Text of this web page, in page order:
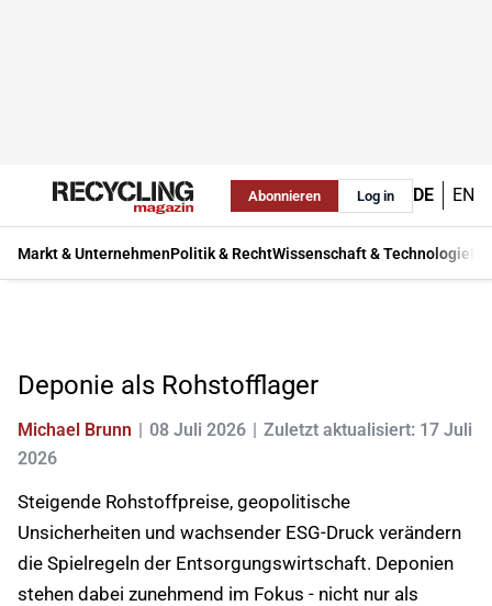
Abonnieren Log in DE EN
Markt & UnternehmenPolitik & RechtWissenschaft & Technologie
Deponie als Rohstofflager
Michael Brunn 08 Juli 2026
Zuletzt aktualisiert: 17 Juli
2026
Steigende Rohstoffpreise, geopolitische
Unsicherheiten und wachsender ESG-Druck verändern
die Spielregeln der Entsorgungswirtschaft. Deponien
stehen dabei zunehmend im Fokus - nicht nur als